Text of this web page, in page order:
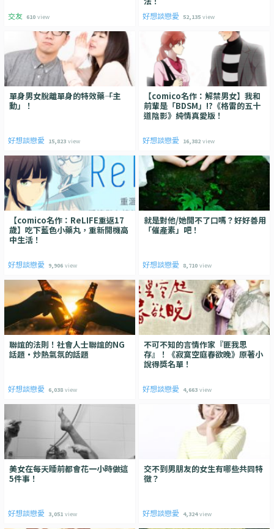
交友 610 view 好想談戀愛 52,135 view
單身男女脫離單身的特效藥――「主
動」！
好想談戀愛 15,823 view
【comico名作：解禁男女】我和
前輩是「BDSM」!?《格雷的五十
道陰影》純情真愛版！
好想談戀愛 16,382 view
【comico名作：ReLIFE重返17
歲】吃下藍色小藥丸，重新開機高
中生活！
好想談戀愛 9,906 view
就是對他/她開不了口嗎？好好善用
「催產素」吧！
好想談戀愛 8,710 view
聯誼的法則！社會人士聯誼的NG
話題・炒熱氣氛的話題
好想談戀愛 6,038 view
不可不知的言情作家『匪我思
存』！《寂寞空庭春欲晚》原著小
說得獎名單！
好想談戀愛 4,663 view
美女在每天睡前都會花一小時做這
5件事！
好想談戀愛 3,051 view
交不到男朋友的女生有哪些共同特
徵？
好想談戀愛 4,324 view